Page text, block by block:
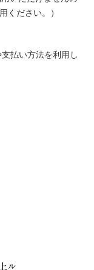
ください。）
払い方法を利用し